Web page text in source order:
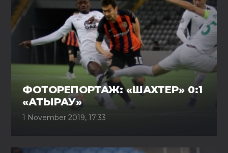
ФОТОРЕПОРТАЖ: «ШАХТЕР» 0:1
«АТЫРАУ»
1 November 2019, 17:33